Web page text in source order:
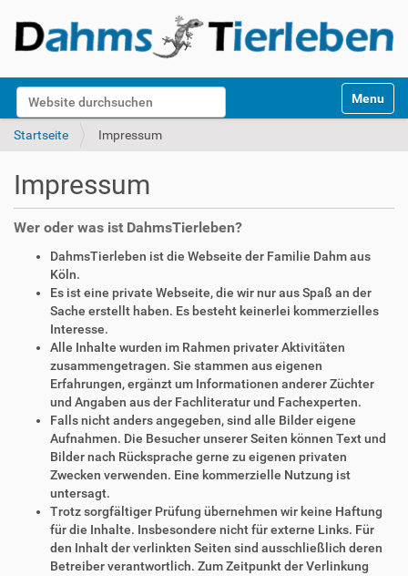
Website durchsuchen
k
Toggle
Startseite Impressum
Impressum
Wer oder was ist DahmsTierleben?
DahmsTierleben ist die Webseite der Familie Dahm aus
Köln.
Es ist eine private Webseite, die wir nur aus Spaß an der
Sache erstellt haben. Es besteht keinerlei kommerzielles
Interesse.
Alle Inhalte wurden im Rahmen privater Aktivitäten
zusammengetragen. Sie stammen aus eigenen
Erfahrungen, ergänzt um Informationen anderer Züchter
und Angaben aus der Fachliteratur und Fachexperten.
Falls nicht anders angegeben, sind alle Bilder eigene
Aufnahmen. Die Besucher unserer Seiten können Text und
Bilder nach Rücksprache gerne zu eigenen privaten
Zwecken verwenden. Eine kommerzielle Nutzung ist
untersagt.
Trotz sorgfältiger Prüfung übernehmen wir keine Haftung
für die Inhalte. Insbesondere nicht für externe Links. Für
den Inhalt der verlinkten Seiten sind ausschließlich deren
Betreiber verantwortlich. Zum Zeitpunkt der Verlinkung